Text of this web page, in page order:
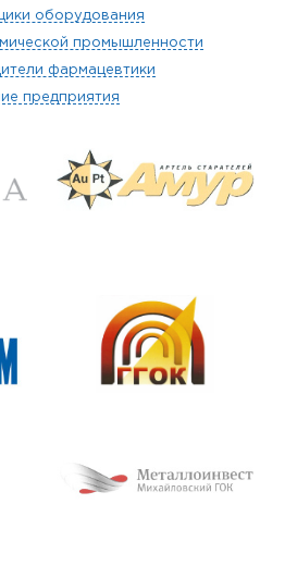
оборудования
промышленности
фармацевтики
предприятия